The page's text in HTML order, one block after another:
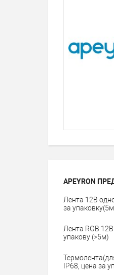
APEYRON
Лента 12В
за
Лента RGB
упакову (>5м)
IP68, цена за